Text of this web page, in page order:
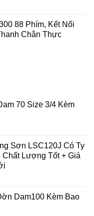
88 Phím, Kết Nối
Chân Thực
70 Size 3/4 Kèm
Sơn LSC120J Có Ty
Lượng Tốt + Giá
Dam100 Kèm Bao